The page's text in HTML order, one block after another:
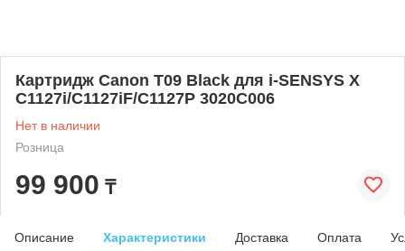
Картридж Canon T09 Black для i-SENSYS X
C1127i/C1127iF/C1127P 3020C006
Нет в наличии
Розница
99 900 ₸
Описание Характеристики Доставка Оплата